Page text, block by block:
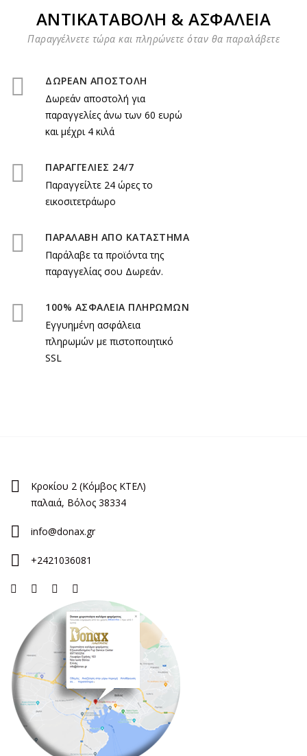
ΑΝΤΙΚΑΤΑΒΟΛΗ & ΑΣΦΑΛΕΙΑ
Παραγγέλνετε τώρα και πληρώνετε όταν θα παραλάβετε
ΔΩΡΕΑΝ ΑΠΟΣΤΟΛΗ
Δωρεάν αποστολή για
παραγγελίες άνω των 60 ευρώ
και μέχρι 4 κιλά
ΠΑΡΑΓΓΕΛΙΕΣ 24/7
Παραγγείλτε 24 ώρες το
εικοσιτετράωρο
ΠΑΡΑΛΑΒΗ ΑΠΟ ΚΑΤΑΣΤΗΜΑ
Παράλαβε τα προϊόντα της
παραγγελίας σου Δωρεάν.
100% ΑΣΦΑΛΕΙΑ ΠΛΗΡΩΜΩΝ
Εγγυημένη ασφάλεια
πληρωμών με πιστοποιητικό
SSL
Κροκίου 2 (Κόμβος ΚΤΕΛ)
παλαιά, Βόλος 38334
info@donax.gr
+2421036081